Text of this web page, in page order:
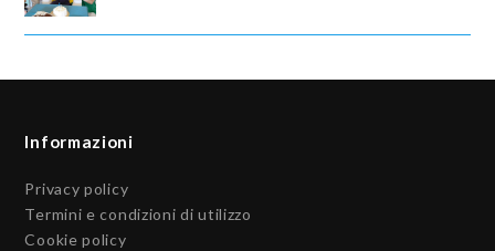
Informazioni
Privacy policy
Termini e condizioni di utilizzo
Cookie policy